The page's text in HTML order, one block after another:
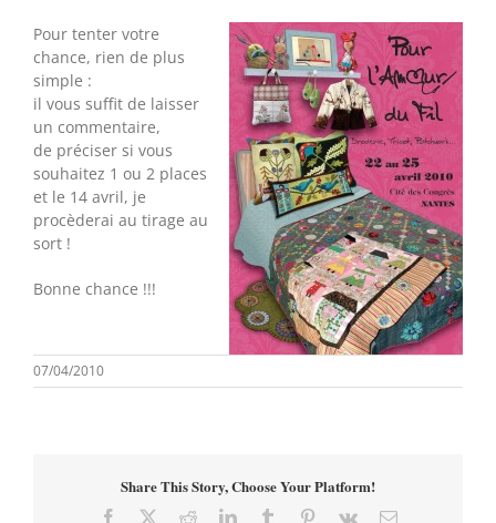
Pour tenter votre
chance, rien de plus
simple :
il vous suffit de laisser
un commentaire,
de préciser si vous
souhaitez 1 ou 2 places
et le 14 avril, je
procèderai au tirage au
sort !
Bonne chance !!!
07/04/2010
Share This Story, Choose Your Platform!
Facebook RedditLinkedInTumblr Pinterest
Vk Email